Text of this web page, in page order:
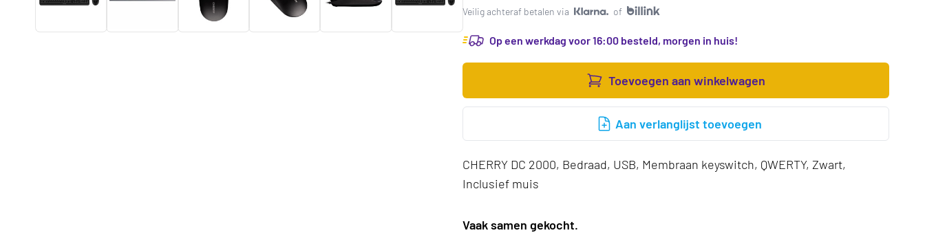
Veilig achteraf betalen via of
Op een werkdag voor 16:00 besteld, morgen in huis!
Toevoegen aan winkelwagen
Aan verlanglijst toevoegen
CHERRY DC 2000, Bedraad, USB, Membraan keyswitch, QWERTY, Zwart,
Inclusief muis
Vaak samen gekocht.